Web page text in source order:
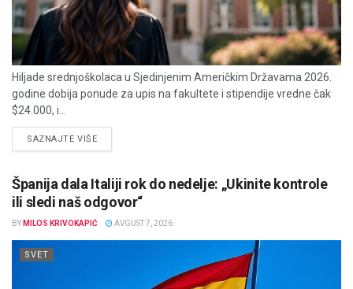
Hiljade srednjoškolaca u Sjedinjenim Američkim Državama 2026.
godine dobija ponude za upis na fakultete i stipendije vredne čak
$24.000, i...
SAZNAJTE VIŠEDETAILS
Španija dala Italiji rok do nedelje: „Ukinite kontrole
ili sledi naš odgovor“
BY MILOS KRIVOKAPIĆ AVGUST 7, 2026
SVET